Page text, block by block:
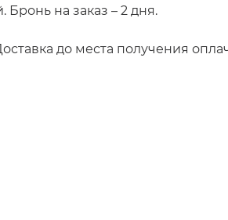
Бронь на заказ – 2 дня.
до места получения